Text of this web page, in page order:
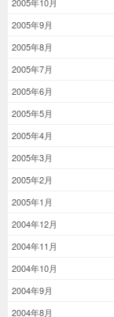
2005年10月
2005年9月
2005年8月
2005年7月
2005年6月
2005年5月
2005年4月
2005年3月
2005年2月
2005年1月
2004年12月
2004年11月
2004年10月
2004年9月
2004年8月